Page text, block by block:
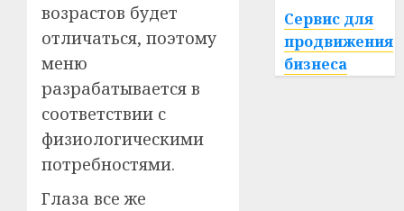
возрастов будет
отличаться, поэтому
меню
разрабатывается в
соответствии с
физиологическими
потребностями.
Глаза все же
Сервис для
продвижения
бизнеса